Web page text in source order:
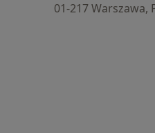
01-217 Warszawa,